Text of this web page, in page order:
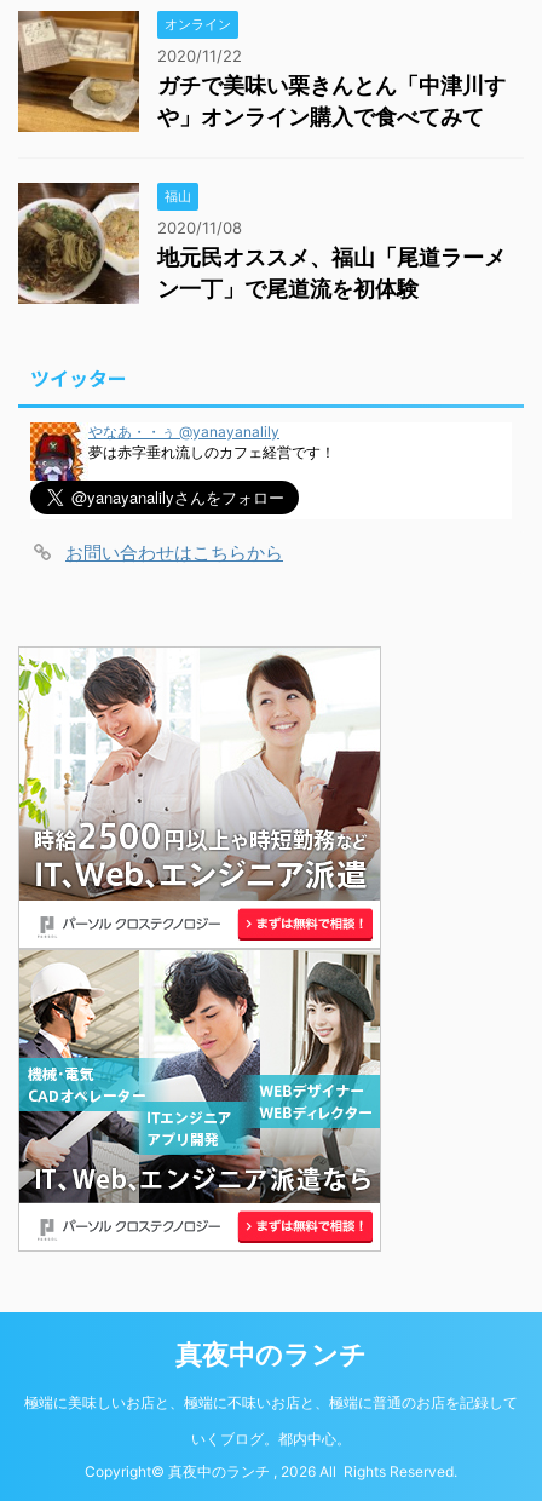
オンライン
2020/11/22
ガチで美味い栗きんとん「中津川す
や」オンライン購入で食べてみて
福山
2020/11/08
地元民オススメ、福山「尾道ラーメ
ン一丁」で尾道流を初体験
ツイッター
やなあ・・ぅ @yanayanalily
夢は赤字垂れ流しのカフェ経営です！
お問い合わせはこちらから
真夜中のランチ
極端に美味しいお店と、極端に不味いお店と、極端に普通のお店を記録して
いくブログ。都内中心。
Copyright© 真夜中のランチ , 2026 All Rights Reserved.